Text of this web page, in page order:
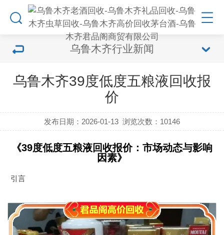
乌鲁木齐行业新闻
乌鲁木齐39度低度五粮液回收报
价
发布日期：2026-01-13 浏览次数： 10146
《39度低度五粮液回收报价：市场动态与影响
因素》
引言